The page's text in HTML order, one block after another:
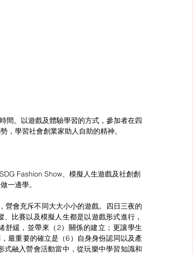
，學習社會創業家助人自助的精神。
一邊學。
比賽以及模擬人生都是以遊戲形式進行，
舒緩，並帶來（2）關係的建立；更讓學生
最重要的確立是（6）自身身份認同以及產
融入營會活動當中，從玩樂中學習知識和